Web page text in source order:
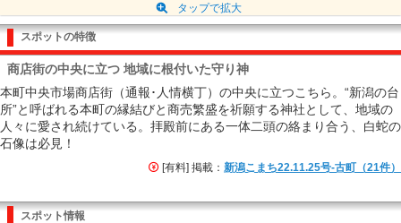
タップで拡大
スポットの特徴
商店街の中央に立つ 地域に根付いた守り神
本町中央市場商店街（通報･人情横丁）の中央に立つこちら。“新潟の台
所”と呼ばれる本町の縁結びと商売繁盛を祈願する神社として、地域の
人々に愛され続けている。拝殿前にある一体二頭の絡まり合う、白蛇の
石像は必見！
[有料] 掲載： 新潟こまち22.11.25号-古町（21件）
スポット情報